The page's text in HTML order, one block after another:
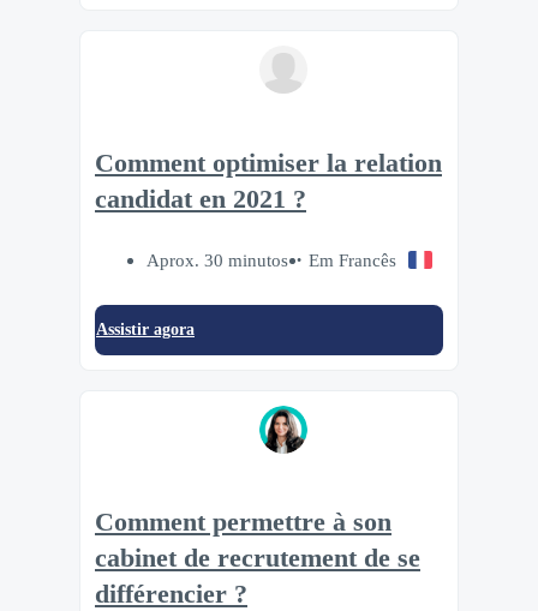
Comment optimiser la relation
candidat en 2021 ?
Aprox. 30 minutos Em Francês
Assistir agora
Comment permettre à son
cabinet de recrutement de se
différencier ?